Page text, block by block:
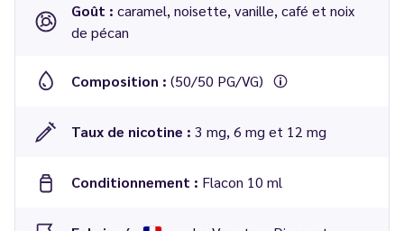
Goût : caramel, noisette, vanille, café et noix
de pécan
Composition : (50/50 PG/VG)
Taux de nicotine : 3 mg, 6 mg et 12 mg
Conditionnement : Flacon 10 ml